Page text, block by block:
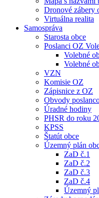
Dronové zábery
Virtuálna realita
Samospráva
Starosta obce
Poslanci OZ
Volebné
Volebné
VZN
Komisie OZ
Zápisnice z OZ
Obvody
Úradné hodiny
PHSR do roku
KPSS
Štatút obce
Územný plán
ZaD č.1
ZaD č.2
ZaD č.3
ZaD č.4
Územný